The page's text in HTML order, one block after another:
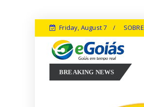
Friday, August 7 SOBRE
BREAKING NEWS
Marconi Perillo aposta em experiência,